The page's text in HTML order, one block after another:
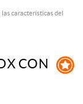
las características del
CON